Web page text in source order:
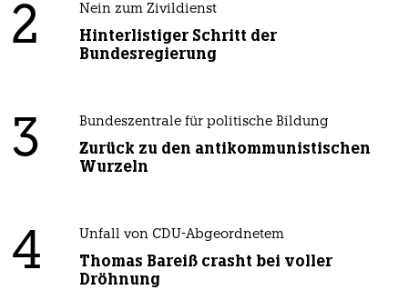
2 Nein zum Zivildienst
Hinterlistiger Schritt der
Bundesregierung
3 Bundeszentrale für politische Bildung
Zurück zu den antikommunistischen
Wurzeln
4 Unfall von CDU-Abgeordnetem
Thomas Bareiß crasht bei voller
Dröhnung